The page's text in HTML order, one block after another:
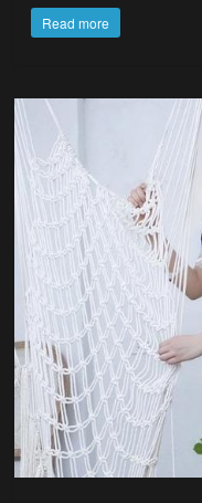
Read more